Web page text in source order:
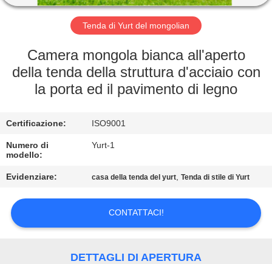
GIRO
FABBRICA
CONTROLLO
QUALITÀ
MAPPA
DEL
Tenda di Yurt del mongolian
Camera mongola bianca all'aperto
della tenda della struttura d'acciaio con
la porta ed il pavimento di legno
Certificazione: ISO9001
Numero di
modello:
Yurt-1
Evidenziare: casa della tenda del yurt,Tenda di stile di Yurt
CONTATTACI!
DETTAGLI DI APERTURA